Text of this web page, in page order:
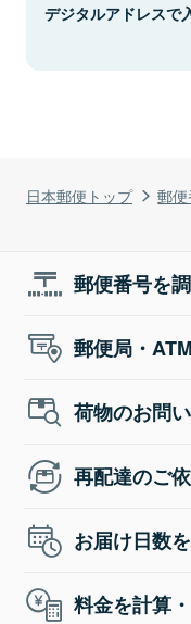
日本郵便トップ 郵
デジタルアドレスで
郵便番号を
郵便局・
荷物のお問
再配達のご
お届け日数
料金を計算